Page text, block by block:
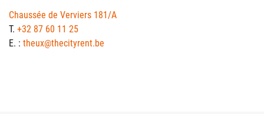
Chaussée de Verviers 181/A
T. +32 87 60 11 25
E. : theux@thecityrent.be